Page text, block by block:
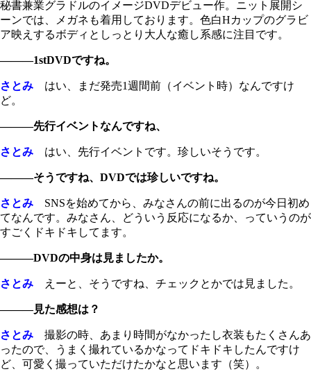
秘書兼業グラドルのイメージDVDデビュー作。ニット展開シ
ーンでは、メガネも着用しております。色白Hカップのグラビ
ア映えするボディとしっとり大人な癒し系感に注目です。
―――1stDVDですね。
さとみ はい、まだ発売1週間前（イベント時）なんですけ
ど。
―――先行イベントなんですね、
さとみ はい、先行イベントです。珍しいそうです。
―――そうですね、DVDでは珍しいですね。
さとみ SNSを始めてから、みなさんの前に出るのが今日初め
てなんです。みなさん、どういう反応になるか、っていうのが
すごくドキドキしてます。
―――DVDの中身は見ましたか。
さとみ えーと、そうですね、チェックとかでは見ました。
―――見た感想は？
さとみ 撮影の時、あまり時間がなかったし衣装もたくさんあ
ったので、うまく撮れているかなってドキドキしたんですけ
ど、可愛く撮っていただけたかなと思います（笑）。